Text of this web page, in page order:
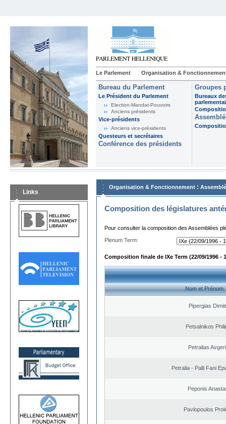
Le Parlement Organisation &
Bureau du Parlement
Le Président du Parlement
Election-Mandat-Pouvoirs
Anciens présidents
Vice-présidents
Anciens vice-présidents
Questeurs et secrétaires
Conférence des présidents
Groupes
Bureaux
Links
Organisation & Fonctionnement :
Composition des législatures
Pour consulter la composition des Assemblées
Plenum Term:
Composition finale de IXe Term (22/09/1996 -
Nom et Prénom
Pipergias
Petsalnikos
Petralias
Petralia - Palli Fani
Peponis
Pavlopoulos